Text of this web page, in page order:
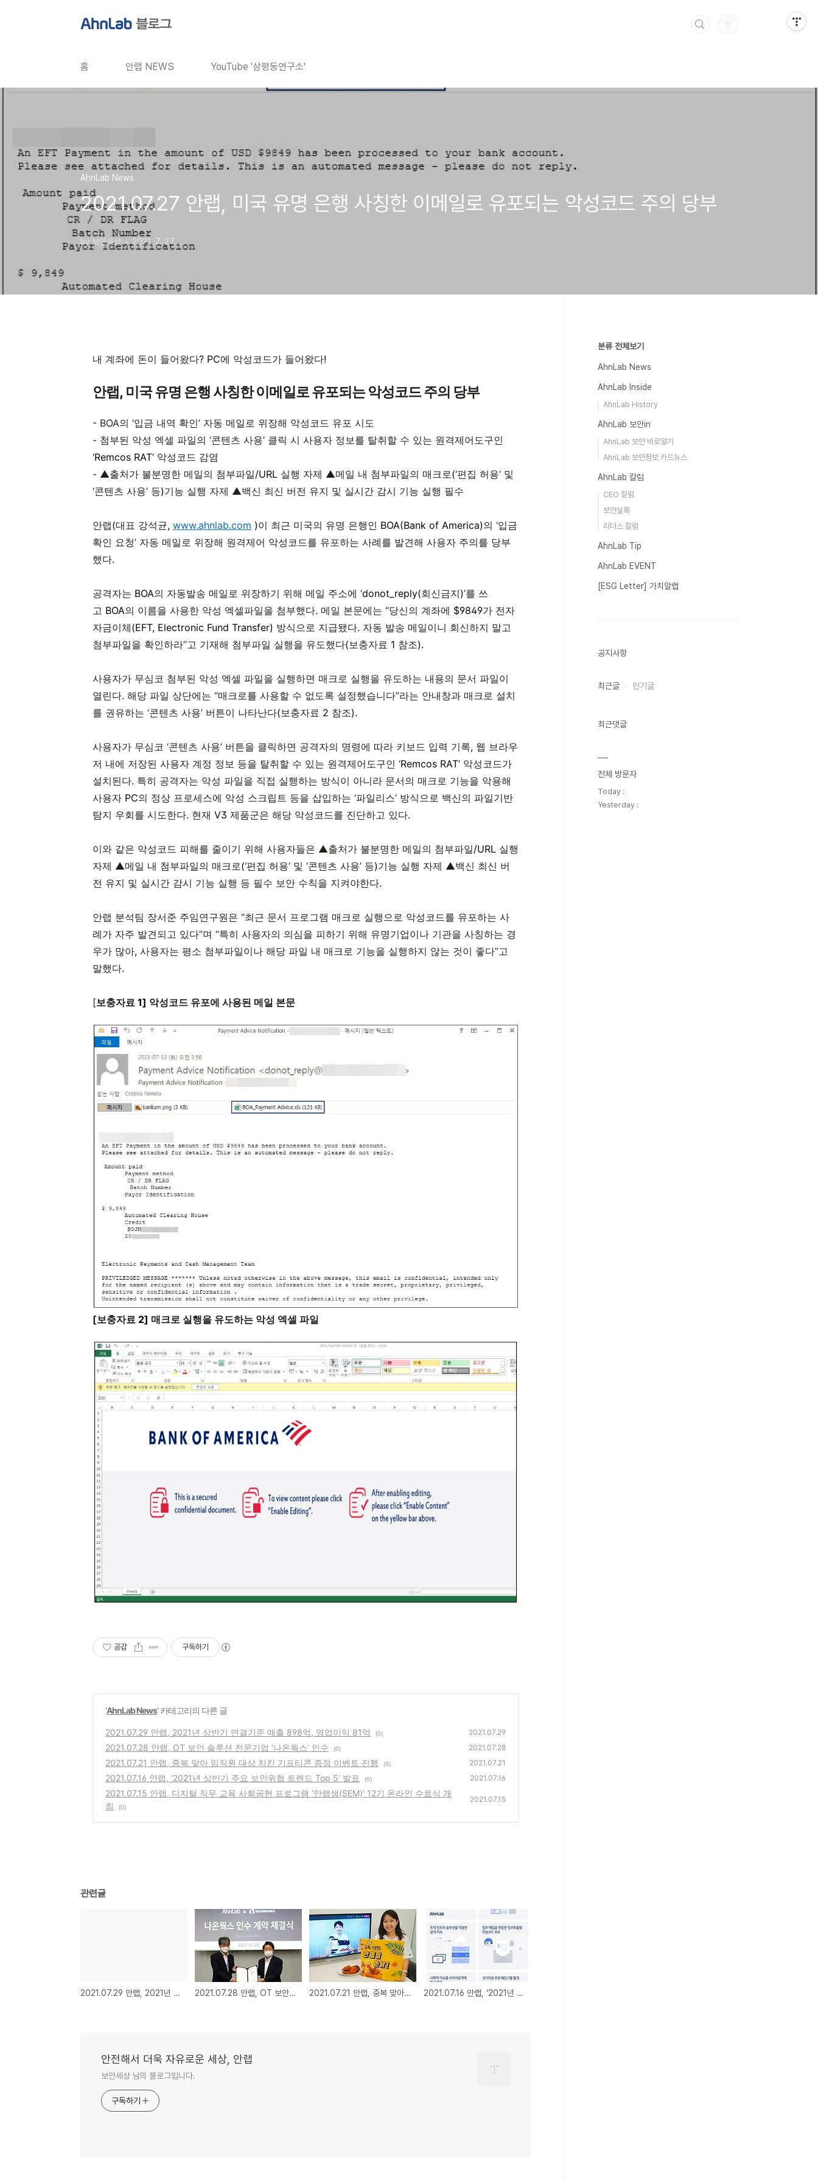
홈 안랩 NEWS YouTube '삼평동연구소'
AhnLab News
2021.07.27 안랩, 미국 유명 은행 사칭한 이메일로 유포되는 악성코드 주의 당부
by 보안세상 2021. 7. 27.
내 계좌에 돈이 들어왔다? PC에 악성코드가 들어왔다!
안랩 , 미국 유명 은행 사칭한 이메일로 유포되는 악성코드 주의 당부
- BOA의 ‘입금 내역 확인’ 자동 메일로 위장해 악성코드 유포 시도
- 첨부된 악성 엑셀 파일의 ‘콘텐츠 사용’ 클릭 시 사용자 정보를 탈취할 수 있는 원격제어도구인
‘Remcos RAT’ 악성코드 감염
- ▲출처가 불분명한 메일의 첨부파일/URL 실행 자제 ▲메일 내 첨부파일의 매크로(‘편집 허용’ 및
‘콘텐츠 사용’ 등)기능 실행 자제 ▲백신 최신 버전 유지 및 실시간 감시 기능 실행 필수
안랩(대표 강석균, www.ahnlab.com )이 최근 미국의 유명 은행인 BOA(Bank of America)의 ‘입금
확인 요청’ 자동 메일로 위장해 원격제어 악성코드를 유포하는 사례를 발견해 사용자 주의를 당부
했다.
공격자는 BOA의 자동발송 메일로 위장하기 위해 메일 주소에 ‘donot_reply(회신금지)’를 쓰
고 BOA의 이름을 사용한 악성 엑셀파일을 첨부했다. 메일 본문에는 “당신의 계좌에 $9849가 전자
자금이체(EFT, Electronic Fund Transfer) 방식으로 지급됐다. 자동 발송 메일이니 회신하지 말고
첨부파일을 확인하라”고 기재해 첨부파일 실행을 유도했다(보충자료 1 참조).
사용자가 무심코 첨부된 악성 엑셀 파일을 실행하면 매크로 실행을 유도하는 내용의 문서 파일이
열린다. 해당 파일 상단에는 “매크로를 사용할 수 없도록 설정했습니다”라는 안내창과 매크로 설치
를 권유하는 ‘콘텐츠 사용’ 버튼이 나타난다(보충자료 2 참조).
사용자가 무심코 ‘콘텐츠 사용’ 버튼을 클릭하면 공격자의 명령에 따라 키보드 입력 기록, 웹 브라우
저 내에 저장된 사용자 계정 정보 등을 탈취할 수 있는 원격제어도구인 ‘Remcos RAT’ 악성코드가
설치된다. 특히 공격자는 악성 파일을 직접 실행하는 방식이 아니라 문서의 매크로 기능을 악용해
사용자 PC의 정상 프로세스에 악성 스크립트 등을 삽입하는 ‘파일리스’ 방식으로 백신의 파일기반
탐지 우회를 시도한다. 현재 V3 제품군은 해당 악성코드를 진단하고 있다.
이와 같은 악성코드 피해를 줄이기 위해 사용자들은 ▲출처가 불분명한 메일의 첨부파일/URL 실행
자제 ▲메일 내 첨부파일의 매크로(‘편집 허용’ 및 ‘콘텐츠 사용’ 등)기능 실행 자제 ▲백신 최신 버
전 유지 및 실시간 감시 기능 실행 등 필수 보안 수칙을 지켜야한다.
안랩 분석팀 장서준 주임연구원은 “최근 문서 프로그램 매크로 실행으로 악성코드를 유포하는 사
례가 자주 발견되고 있다”며 “특히 사용자의 의심을 피하기 위해 유명기업이나 기관을 사칭하는 경
우가 많아, 사용자는 평소 첨부파일이나 해당 파일 내 매크로 기능을 실행하지 않는 것이 좋다”고
말했다.
[보충자료 1] 악성코드 유포에 사용된 메일 본문
[보충자료 2] 매크로 실행을 유도하는 악성 엑셀 파일
공감 구독하기
'AhnLab News' 카테고리의 다른 글
2021.07.29 안랩, 2021년 상반기 연결기준 매출 898억, 영업이익 81억 (0) 2021.07.29
2021.07.28 안랩, OT 보안 솔루션 전문기업 ‘나온웍스’ 인수 (0) 2021.07.28
2021.07.21 안랩, 중복 맞아 임직원 대상 치킨 기프티콘 증정 이벤트 진행 (0) 2021.07.21
2021.07.16 안랩, ‘2021년 상반기 주요 보안위협 트렌드 Top 5’ 발표 (0) 2021.07.16
2021.07.15 안랩, 디지털 직무 교육 사회공헌 프로그램 ‘안랩샘(SEM)’ 12기 온라인 수료식 개
최
(0)
2021.07.15
관련글
2021.07.29 안랩, 2021년 상반기 연결기준 매출 898억, 영업이익 81억 2021.07.28 안랩, OT 보안 솔루션 전문기업 ‘나온웍스’ 인수 2021.07.21 안랩, 중복 맞아 임직원 대상 치킨 기프티콘 증정 이벤트 진행 2021.07.16 안랩, ‘2021년 상반기 주요 보안위협 트렌드 Top 5’ 발표
안전해서 더욱 자유로운 세상, 안랩
보안세상 님의 블로그입니다.
구독하기
분류 전체보기
AhnLab News
AhnLab Inside
AhnLab History
AhnLab 보안in
AhnLab 보안 바로알기
AhnLab 보안정보 카드뉴스
AhnLab 칼럼
CEO 칼럼
보안실록
리더스 칼럼
AhnLab Tip
AhnLab EVENT
[ESG Letter] 가치알랩
공지사항
최근글 인기글
최근댓글
전체 방문자
Today :
Yesterday :